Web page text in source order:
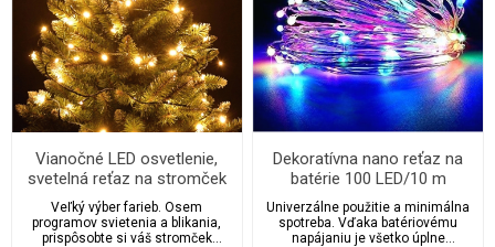
Vianočné LED osvetlenie,
svetelná reťaz na stromček
50 ks/6,5 m
Veľký výber farieb. Osem
programov svietenia a blikania,
prispôsobte si váš stromček
Dekoratívna nano reťaz na
batérie 100 LED/10 m
Univerzálne použitie a minimálna
spotreba. Vďaka batériovému
napájaniu je všetko úplne